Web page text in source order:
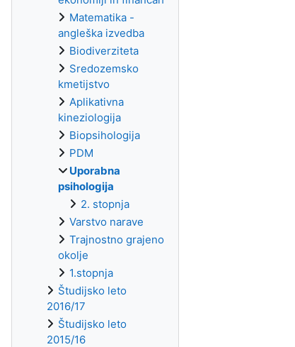
Matematika -
angleška izvedba
Biodiverziteta
Sredozemsko
kmetijstvo
Aplikativna
kineziologija
Biopsihologija
PDM
Uporabna
psihologija
2. stopnja
Varstvo narave
Trajnostno grajeno
okolje
1.stopnja
Študijsko leto
2016/17
Študijsko leto
2015/16